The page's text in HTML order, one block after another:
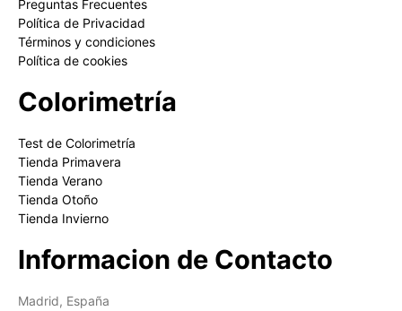
Preguntas Frecuentes
Política de Privacidad
Términos y condiciones
Política de cookies
Colorimetría
Test de Colorimetría
Tienda Primavera
Tienda Verano
Tienda Otoño
Tienda Invierno
Informacion de Contacto
Madrid, España